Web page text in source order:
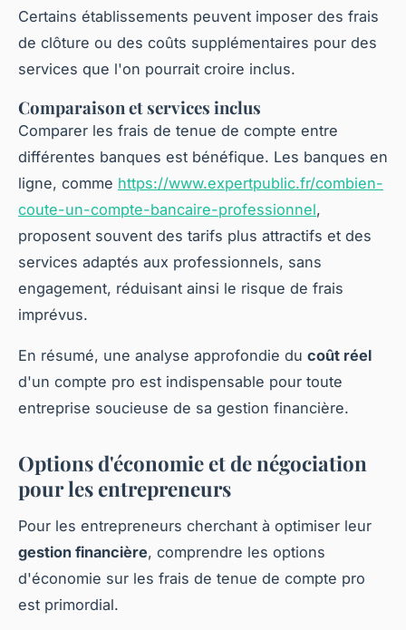
Certains établissements peuvent imposer des frais
de clôture ou des coûts supplémentaires pour des
services que l'on pourrait croire inclus.
Comparaison et services inclus
Comparer les frais de tenue de compte entre
différentes banques est bénéfique. Les banques en
ligne, comme https://www.expertpublic.fr/combien-
coute-un-compte-bancaire-professionnel,
proposent souvent des tarifs plus attractifs et des
services adaptés aux professionnels, sans
engagement, réduisant ainsi le risque de frais
imprévus.
En résumé, une analyse approfondie du coût réel
d'un compte pro est indispensable pour toute
entreprise soucieuse de sa gestion financière.
Options d'économie et de négociation
pour les entrepreneurs
Pour les entrepreneurs cherchant à optimiser leur
gestion financière, comprendre les options
d'économie sur les frais de tenue de compte pro
est primordial.